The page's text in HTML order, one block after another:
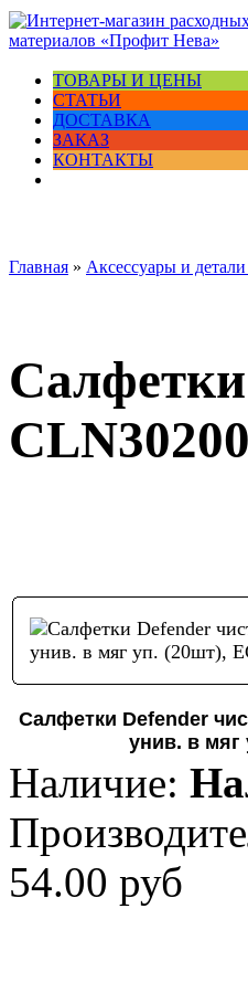
ТОВАРЫ И ЦЕНЫ
СТАТЬИ
ДОСТАВКА
ЗАКАЗ
КОНТАКТЫ
Главная » Аксессуары и
Салфетки Defender
унив. в мяг
Наличие:
54.00 руб